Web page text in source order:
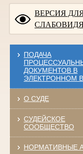
ВЕРСИЯ
ПОДАЧА
ДОКУМЕНТОВ В
ЭЛЕКТРОННОМ
О СУДЕ
СУДЕЙСКОЕ
СООБЩЕСТВО
НОРМАТИВНЫЕ